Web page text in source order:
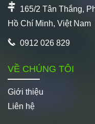
165/2 Tân Thắng,
Hồ Chí Minh, Việt Nam
0912 026 829
VỀ CHÚNG TÔI
Giới thiệu
Liên hệ